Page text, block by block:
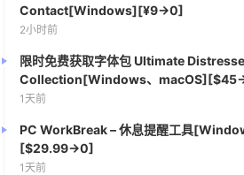
Contact[Windows][¥9→0]
2小时前
限时免费获取字体包 Ultimate
Collection[Windows、
1天前
PC WorkBreak – 休息提醒工具
[$29.99→0]
1天前